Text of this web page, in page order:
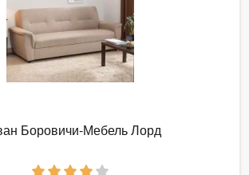
Боровичи-Мебель Лорд